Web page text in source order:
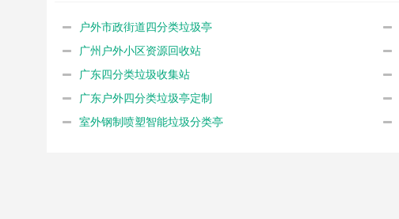
户外市政街道四分类垃圾亭
广州户外小区资源回收站
广东四分类垃圾收集站
广东户外四分类垃圾亭定制
室外钢制喷塑智能垃圾分类亭